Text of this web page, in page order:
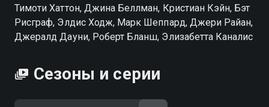
Тимоти Хаттон, Джина Беллман, Кристиан Кэйн, Бэт
Рисграф, Элдис Ходж, Марк Шеппард, Джери Райан,
Джералд Дауни, Роберт Бланш, Элизабетта Каналис
Сезоны и серии